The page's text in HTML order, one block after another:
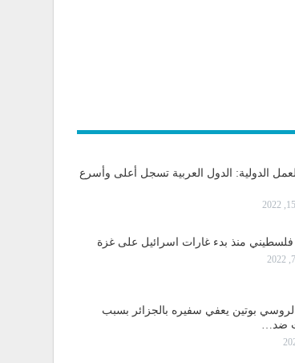
الدولية: الدول العربية تسجل أعلى وأسرع
بوتين يعفي سفيره بالجزائر بسبب
ضد…